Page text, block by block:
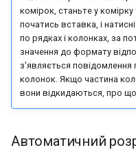
комірок, станьте у
початись вставка, і
по рядках і колонках, за
значення до формату
з'являється повідомлення
колонок. Якщо частина
вони відкидаються, про
Автоматичний